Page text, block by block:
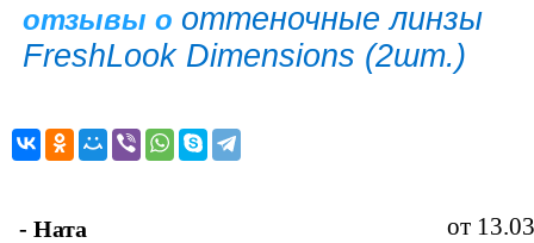
отзывы о оттеночные линзы
FreshLook Dimensions (2шт.)
- Ната от